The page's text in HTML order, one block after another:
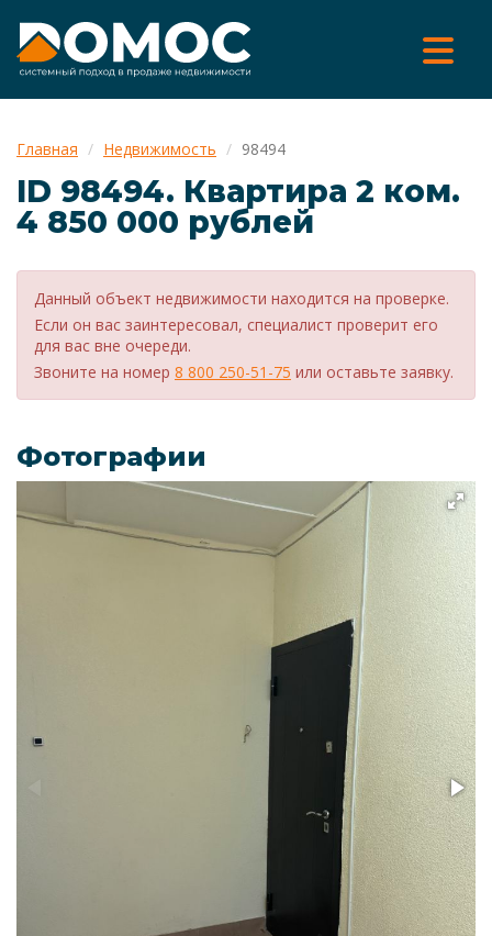
Главная Недвижимость 98494
ID 98494. Квартира 2 ком.
4 850 000 рублей
Данный объект недвижимости находится на проверке.
Если он вас заинтересовал, специалист проверит его
для вас вне очереди.
Звоните на номер 8 800 250-51-75 или оставьте заявку.
Фотографии